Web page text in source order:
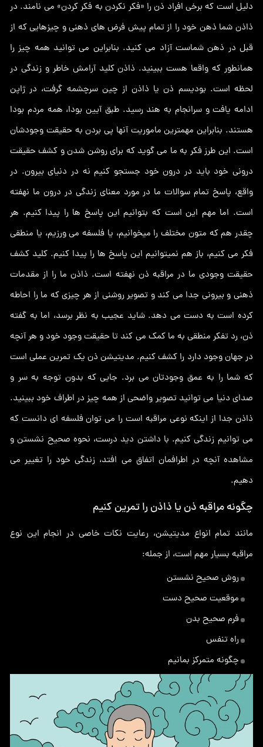
دلیل است که برخی افراد ذن را «فکر نکردن به فکر کردن» می نامند. در
ذاذن شما ذهن خود را از تمام پیش فرض های ذهنی و چیزهایی که از
قبل در ذهن شماست آزاد می کنید. بنابراین می توانید همه چیز را
همانطور که واقعا هست ببینید. ذاذن کلید آرامش خاطر و زندگی در
لحظه است. بودیسم ذن یا ذاذن از چین سرچشمه گرفت، در ژاپن
ادامه یافت و سرانجام به هند رسید. طبق آیین بودا، همه مردم بودا
هستند. بنابراین مهمترین ماموریت آنها پی بردن به حقیقت وجودشان
است. این طرز فکر به ما می گوید که برای روشن شدن و کشف حقیقت
درونی خود باید در درون خود جستجو کنیم نه در دنیای بیرون. در
واقع، پاسخ تمام سوالات ما در مورد معنای زندگی در درون ما نهفته
است. اما مهم این است که بتوانیم این پاسخ ها را پیدا کنیم. هر
چقدر هم که متون مختلف را میخوانیم، یا فلسفه می ورزیم، یا منطقی
فکر می کنیم، باز هم نمیتوانیم این پاسخ ها را پیدا کنیم. کلید کشف
حقیقت وجودی ما در مراقبه ذن نهفته است. ذاذن ما را از مقدمات
ذهنی و بیرونی جدا می کند و تصویر روشنی از هر چیزی که ما را احاطه
کرده است به دست می دهد. شاید عجیب به نظر برسد، اما به گفته
ذن، رد تفکر منطقی به ما کمک می کند تا حقیقت وجود خود و هر آنچه
در جهان وجود دارد را کشف کنیم. مدیتیشن ذن یک تمرین عملی است
که شما را به عمق وجودتان می برد. جایی که بدون توجه به سر و
صدای دنیا می توانید تصویر واضحی از همه چیز در اطراف خود ببینید.
ذاذن جدا از اینکه نوعی مراقبه است را می توان فلسفه ای دانست که
می توانیم زندگی کنیم. با داشتن دید درست، نحوه صحیح نشستن و
مشاهده آنچه در اطرافمان اتفاق می افتد، زندگی خود را تغییر می
دهیم.
چگونه مراقبه ذن یا ذاذن را تمرین کنیم
مانند تمام انواع مدیتیشن، رعایت نکات خاصی در انجام این نوع
مراقبه بسیار مهم است، از جمله:
روش صحیح نشستن
موقعیت صحیح دست
فرم صحیح بدن
راه تنفس
چگونه متمرکز بمانیم